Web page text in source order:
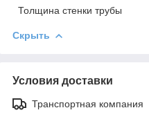
Толщина стенки трубы
Скрыть
Условия доставки
Транспортная компания